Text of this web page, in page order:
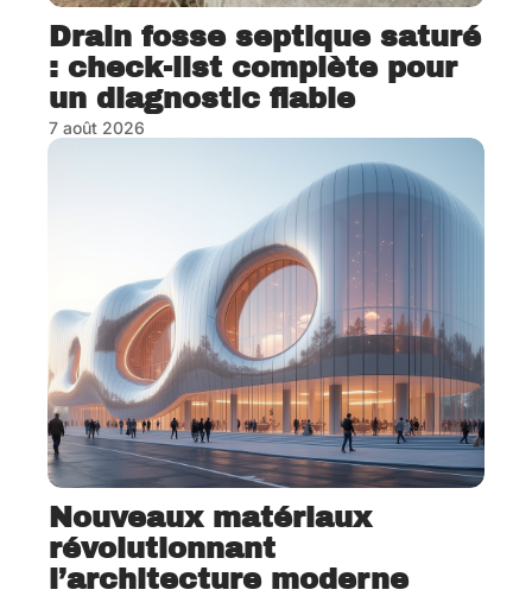
Drain fosse septique saturé
: check-list complète pour
un diagnostic fiable
7 août 2026
Nouveaux matériaux
révolutionnant
l’architecture moderne